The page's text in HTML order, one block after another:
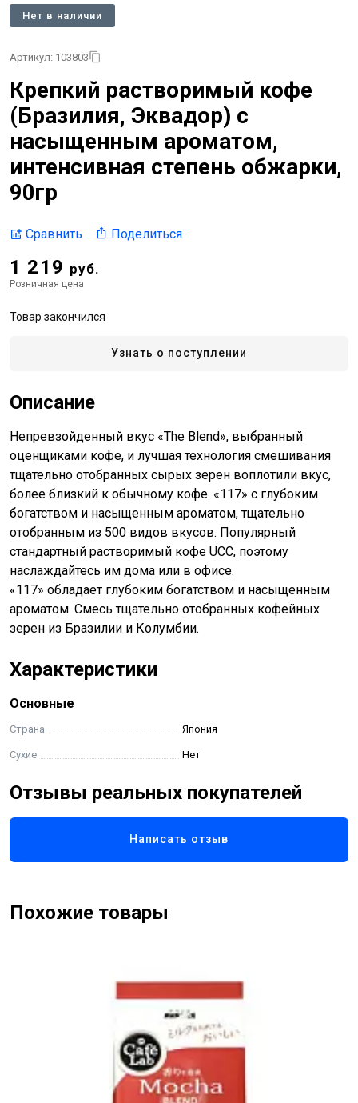
Нет в наличии
Артикул: 103803
Крепкий растворимый кофе
(Бразилия, Эквадор) с
насыщенным ароматом,
интенсивная степень обжарки,
90гр
Сравнить Поделиться
1 219 руб.
Розничная цена
Товар закончился
Узнать о поступлении
Описание
Непревзойденный вкус «The Blend», выбранный
оценщиками кофе, и лучшая технология смешивания
тщательно отобранных сырых зерен воплотили вкус,
более близкий к обычному кофе. «117» с глубоким
богатством и насыщенным ароматом, тщательно
отобранным из 500 видов вкусов. Популярный
стандартный растворимый кофе UCC, поэтому
наслаждайтесь им дома или в офисе.
«117» обладает глубоким богатством и насыщенным
ароматом. Смесь тщательно отобранных кофейных
зерен из Бразилии и Колумбии.
Характеристики
Основные
Страна Япония
Сухие Нет
Отзывы реальных покупателей
Написать отзыв
Похожие товары